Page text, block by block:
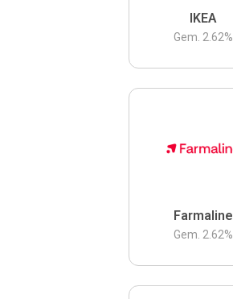
IKEA
Gem. 2.62%
Farmaline
Gem. 2.62%